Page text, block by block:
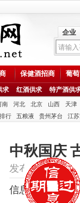
企业
保健酒招商 葡
求 红酒供求 特产酒供
南 河北 北京 山西
天津
行 五粮液 贵州茅台 江
中秋国庆
发布时间：
信息类型：供应